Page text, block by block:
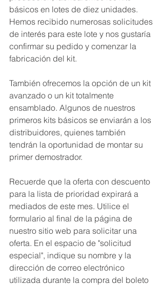
básicos en lotes de diez unidades.
Hemos recibido numerosas solicitudes
de interés para este lote y nos gustaría
confirmar su pedido y comenzar la
fabricación del kit.
También ofrecemos la opción de un kit
avanzado o un kit totalmente
ensamblado. Algunos de nuestros
primeros kits básicos se enviarán a los
distribuidores, quienes también
tendrán la oportunidad de montar su
primer demostrador.
Recuerde que la oferta con descuento
para la lista de prioridad expirará a
mediados de este mes. Utilice el
formulario al final de la página de
nuestro sitio web para solicitar una
oferta. En el espacio de "solicitud
especial", indique su nombre y la
dirección de correo electrónico
utilizada durante la compra del boleto